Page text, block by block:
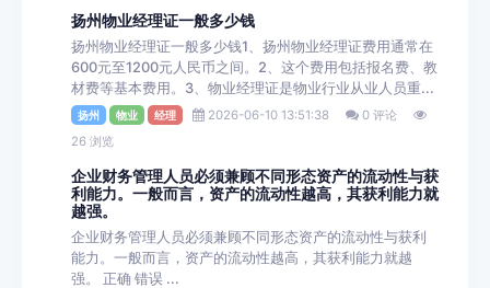
扬州物业经理证一般多少钱
扬州物业经理证一般多少钱1、扬州物业经理证费用通常在
600元至1200元人民币之间。2、这个费用包括报名费、教
材费等基本费用。3、物业经理证是物业行业从业人员重...
扬州 物业 经理 2026-06-10 13:51:38
0 评论
26 浏览
企业财务管理人员必须兼顾不同形态资产的流动性与获
利能力。一般而言，资产的流动性越高，其获利能力就
越强。
企业财务管理人员必须兼顾不同形态资产的流动性与获利
能力。一般而言，资产的流动性越高，其获利能力就越
强。 正确 错误 ...